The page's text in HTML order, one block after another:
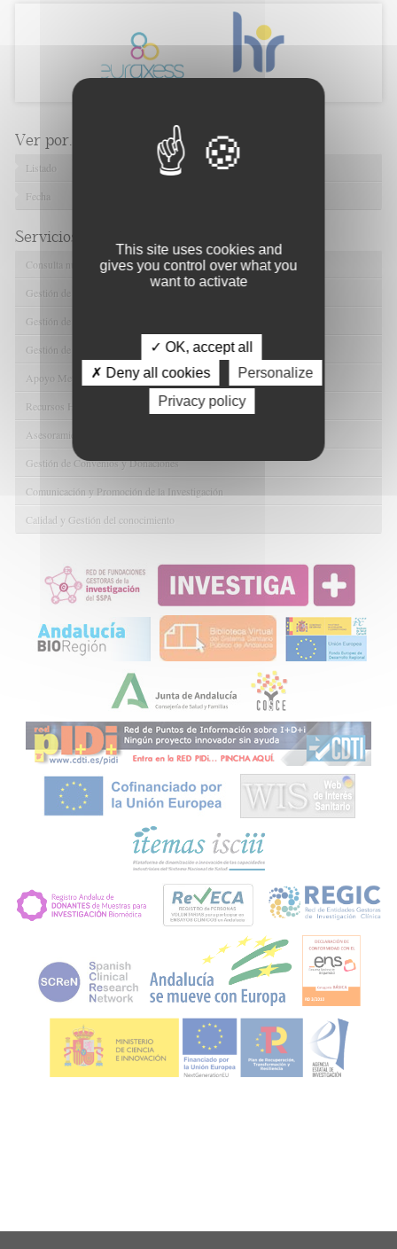
Ver por...
Listado
Fecha
Servicios de FIBAO
Consulta nuestras Ofertas Tecnológicas
Gestión de Ensayos Clínicos y Estudios Observacionales
Gestión de la Innovación y la Transferencia Tecnológica
Gestión de Ayudas y Oportunidad de Financiación
Apoyo Metodológico y/o Estadístico
Recursos Humanos
Asesoramiento y Gestión Económica-Administrativa
Gestión de Convenios y Donaciones
Comunicación y Promoción de la Investigación
Calidad y Gestión del conocimiento
This site uses cookies and
gives you control over what you
want to activate
✓ OK, accept all
✗ Deny all cookies
Personalize
Privacy policy